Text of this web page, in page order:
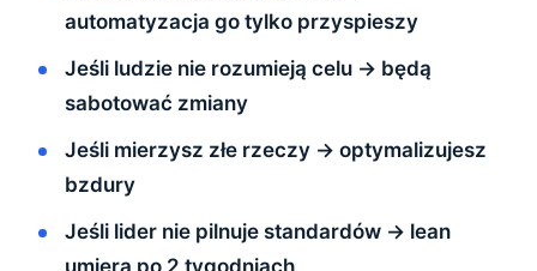
automatyzacja go tylko przyspieszy
Jeśli ludzie nie rozumieją celu → będą
sabotować zmiany
Jeśli mierzysz złe rzeczy → optymalizujesz
bzdury
Jeśli lider nie pilnuje standardów → lean
umiera po 2 tygodniach